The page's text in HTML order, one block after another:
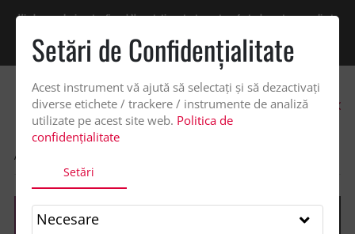
Vindem exclusiv catre firme! Ne puteti contacta pentru oferta de pret personalizata
discount suplimentar de 2% -Cumpără acum!
ACASA
Setări de Confidenţialitate
Acest instrument vă ajută să selectați și să dezactivați
diverse etichete / trackere / instrumente de analiză
utilizate pe acest site web. Politica de
confidențialitate
Setări
Necesare